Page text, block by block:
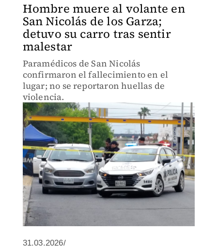
Hombre muere al volante en
San Nicolás de los Garza;
detuvo su carro tras sentir
malestar
Paramédicos de San Nicolás
confirmaron el fallecimiento en el
lugar; no se reportaron huellas de
violencia.
31.03.2026/